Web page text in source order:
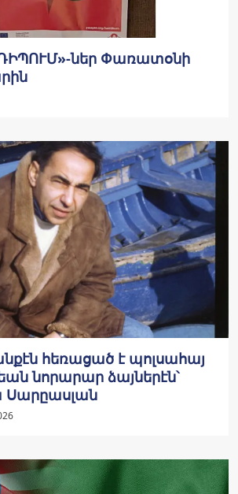
ներ Փառատօնի
հեռացած է պոլսահայ
նորարար ձայներէն՝
Սարըասլան